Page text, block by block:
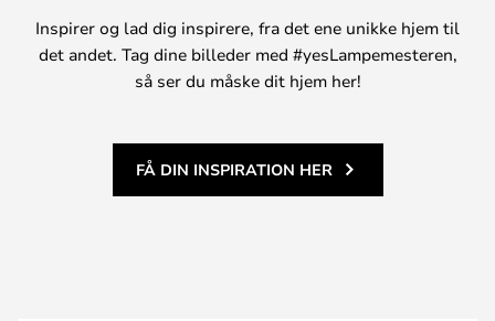
Inspirer og lad dig inspirere, fra det ene unikke hjem til
det andet. Tag dine billeder med #yesLampemesteren,
så ser du måske dit hjem her!
FÅ DIN INSPIRATION HER